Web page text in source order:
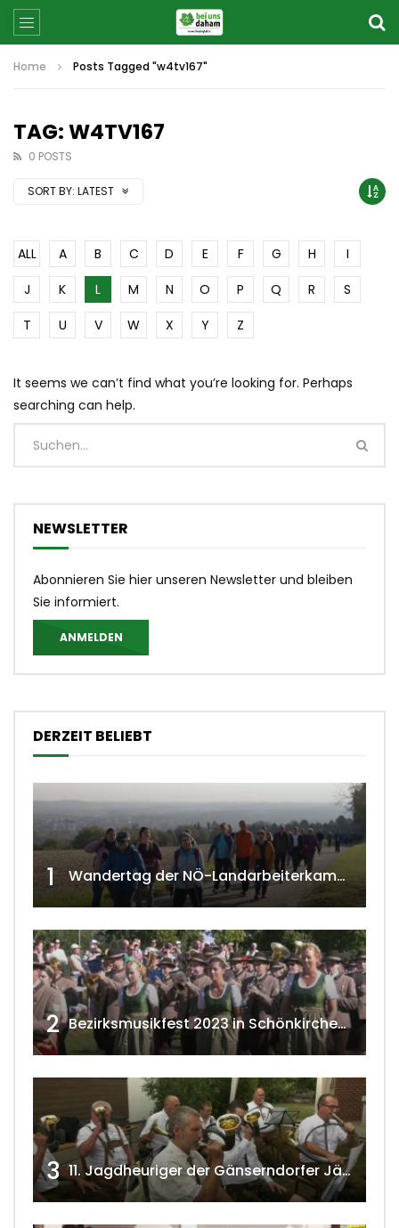
Home Posts Tagged "w4tv167"
TAG: W4TV167
0 POSTS
SORT BY: LATEST
ALL A B C D E F G H
I
J
K L M N O P Q R
S
T
U V W X Y Z
It seems we can’t find what you’re looking for. Perhaps
searching can help.
NEWSLETTER
Abonnieren Sie hier unseren Newsletter und bleiben
Sie informiert.
ANMELDEN
DERZEIT BELIEBT
1 Wandertag der NÖ-Landarbeiterkammer in Hollabrunn 2024
2 Bezirksmusikfest 2023 in Schönkirchen-Reyersdorf
3 11. Jagdheuriger der Gänserndorfer Jäger 2020 w4tv166